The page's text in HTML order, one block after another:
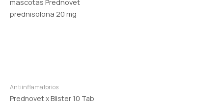
Antiinflamatorios
Prednovet x Blister 10 Tab